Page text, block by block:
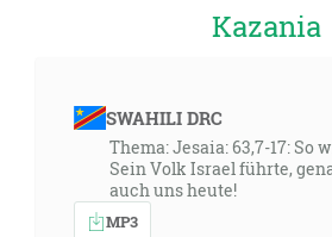
Kazania
SWAHILI DRC
Thema: Jesaia: 63,7-17: So
Sein Volk Israel führte,
auch uns heute!
MP3